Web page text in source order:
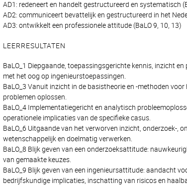
AD1: redeneert en handelt gestructureerd en systematisch
AD2: communiceert bevattelijk en gestructureerd in het
AD3: ontwikkelt een professionele attitude (BaLO 9, 10, 13)
LEERRESULTATEN
BaLO_1 Diepgaande, toepassingsgerichte kennis, inzicht
met het oog op ingenieurstoepassingen.
BaLO_3 Vanuit inzicht in de basistheorie en -methoden
problemen oplossen.
BaLO_4 Implementatiegericht en analytisch
operationele implicaties van de specifieke casus.
BaLO_6 Uitgaande van het verworven inzicht, onderzoek-,
wetenschappelijk en doelmatig verwerken.
BaLO_8 Blijk geven van een onderzoeksattitude:
van gemaakte keuzes.
BaLO_9 Blijk geven van een ingenieursattitude: aandacht
bedrijfskundige implicaties, inschatting van risicos en